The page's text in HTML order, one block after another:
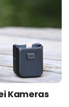
Kameras